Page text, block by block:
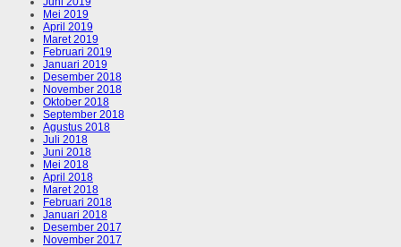
Mei 2019
April 2019
Maret 2019
Februari 2019
Januari 2019
Desember 2018
November 2018
Oktober 2018
September 2018
Agustus 2018
Juli 2018
Juni 2018
Mei 2018
April 2018
Maret 2018
Februari 2018
Januari 2018
Desember 2017
November 2017